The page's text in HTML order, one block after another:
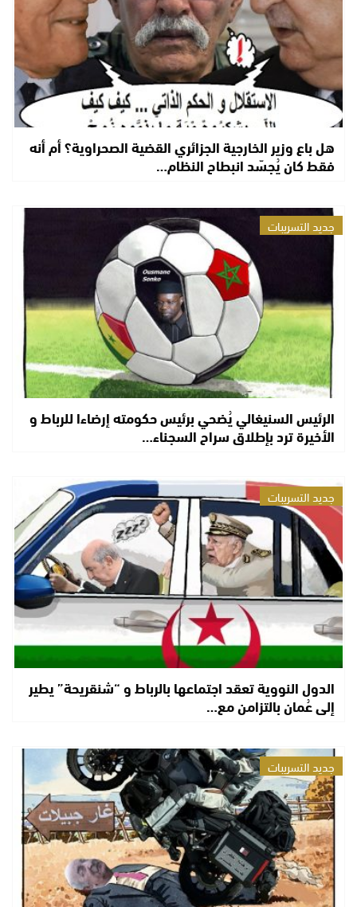
هل باع وزير الخارجية الجزائري القضية الصحراوية؟ أم أنه
فقط كان يُجسّد انبطاح النظام…
جديد التسريبات
الرئيس السنيغالي يُضحي برئيس حكومته إرضاءا للرباط و
الأخيرة ترد بإطلاق سراح السجناء…
جديد التسريبات
الدول النووية تعقد اجتماعها بالرباط و “شنقريحة” يطير
إلى عُمان بالتزامن مع…
جديد التسريبات